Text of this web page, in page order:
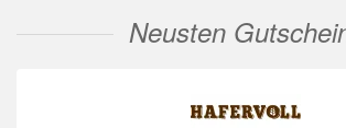
Neusten